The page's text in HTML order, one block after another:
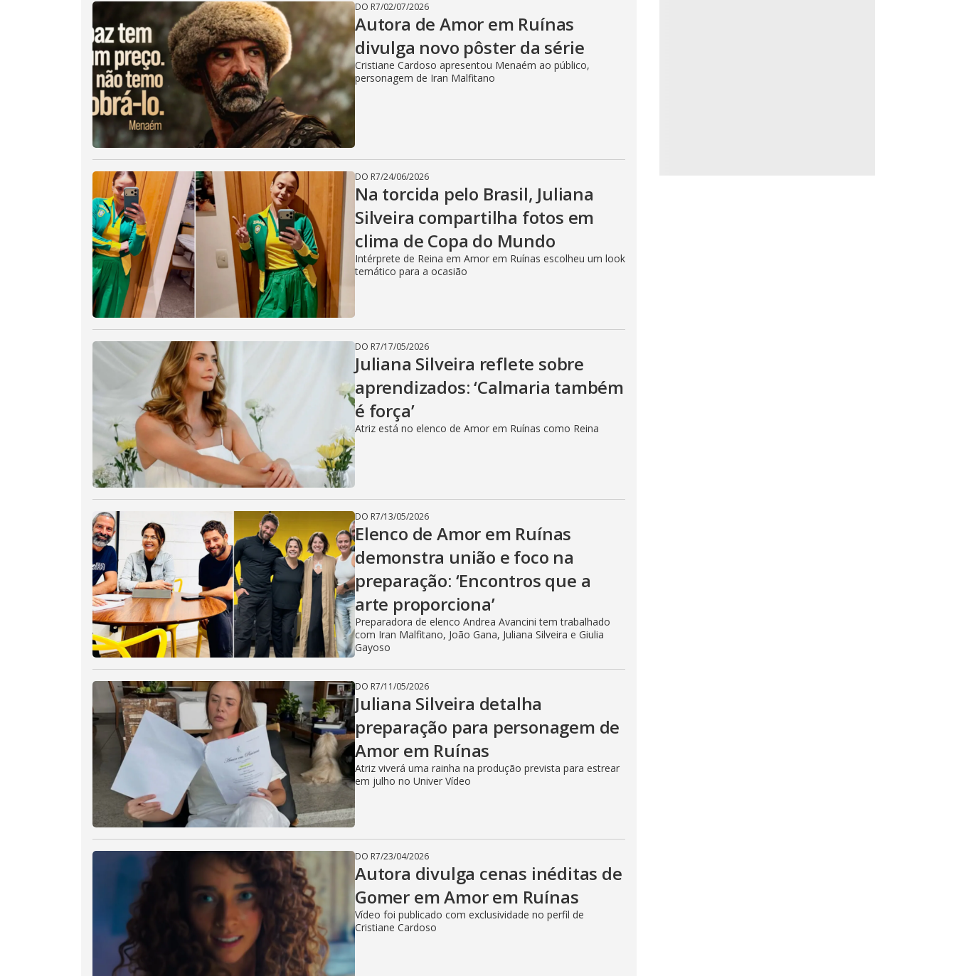
DO R7/02/07/2026
Autora de Amor em Ruínas
divulga novo pôster da série
Cristiane Cardoso apresentou Menaém ao público,
personagem de Iran Malfitano
DO R7/24/06/2026
Na torcida pelo Brasil, Juliana
Silveira compartilha fotos em
clima de Copa do Mundo
Intérprete de Reina em Amor em Ruínas escolheu um look
temático para a ocasião
DO R7/17/05/2026
Juliana Silveira reflete sobre
aprendizados: ‘Calmaria também
é força’
Atriz está no elenco de Amor em Ruínas como Reina
DO R7/13/05/2026
Elenco de Amor em Ruínas
demonstra união e foco na
preparação: ‘Encontros que a
arte proporciona’
Preparadora de elenco Andrea Avancini tem trabalhado
com Iran Malfitano, João Gana, Juliana Silveira e Giulia
Gayoso
DO R7/11/05/2026
Juliana Silveira detalha
preparação para personagem de
Amor em Ruínas
Atriz viverá uma rainha na produção prevista para estrear
em julho no Univer Vídeo
DO R7/23/04/2026
Autora divulga cenas inéditas de
Gomer em Amor em Ruínas
Vídeo foi publicado com exclusividade no perfil de
Cristiane Cardoso